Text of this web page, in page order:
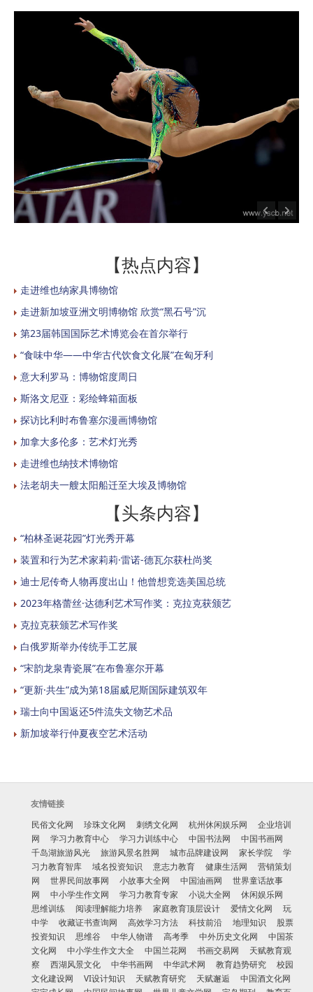
【热点内容】
走进维也纳家具博物馆
走进新加坡亚洲文明博物馆 欣赏“黑石号”沉
第23届韩国国际艺术博览会在首尔举行
“食味中华——中华古代饮食文化展”在匈牙利
意大利罗马：博物馆度周日
斯洛文尼亚：彩绘蜂箱面板
探访比利时布鲁塞尔漫画博物馆
加拿大多伦多：艺术灯光秀
走进维也纳技术博物馆
法老胡夫一艘太阳船迁至大埃及博物馆
【头条内容】
“柏林圣诞花园”灯光秀开幕
装置和行为艺术家莉莉·雷诺-德瓦尔获杜尚奖
迪士尼传奇人物再度出山！他曾想竞选美国总统
2023年格蕾丝·达德利艺术写作奖：克拉克获颁艺
克拉克获颁艺术写作奖
白俄罗斯举办传统手工艺展
“宋韵龙泉青瓷展”在布鲁塞尔开幕
“更新·共生”成为第18届威尼斯国际建筑双年
瑞士向中国返还5件流失文物艺术品
新加坡举行仲夏夜空艺术活动
友情链接
民俗文化网
珍珠文化网 刺绣文化网 杭州休闲娱乐网
企业培训
网
学习力教育中心 学习力训练中心 中国书法网
中国书画网
千岛湖旅游风光
旅游风景名胜网 城市品牌建设网 家长学院
学
习力教育智库
域名投资知识 意志力教育 健康生活网
营销策划
网
世界民间故事网 小故事大全网 中国油画网
世界童话故事
网
中小学生作文网 学习力教育专家 小说大全网
休闲娱乐网
思维训练
阅读理解能力培养 家庭教育顶层设计 爱情文化网
玩
中学
收藏证书查询网 高效学习方法 科技前沿 地理知识
股票
投资知识
思维谷 中华人物谱 高考季 中外历史文化网
中国茶
文化网
中小学生作文大全 中国兰花网 书画交易网
天赋教育观
察
西湖风景文化 中华书画网 中华武术网 教育趋势研究
校园
文化建设网
VI设计知识 天赋教育研究 天赋邂逅
中国酒文化网